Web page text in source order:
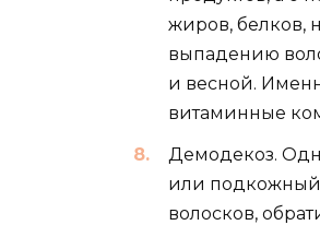
жиров, белков,
выпадению
и весной.
витаминные
Демодекоз.
или подкожный
волосков,